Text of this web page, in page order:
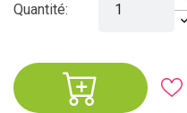
Quantité: